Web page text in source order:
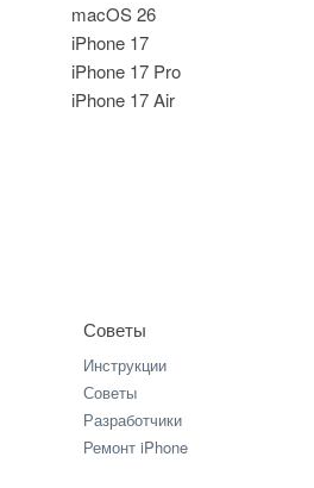
macOS 26
iPhone 17
iPhone 17 Pro
iPhone 17 Air
Советы
Инструкции
Советы
Разработчики
Ремонт iPhone